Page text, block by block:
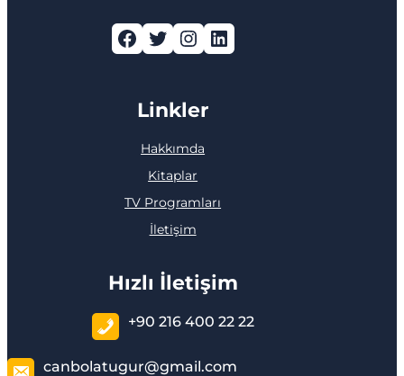
Facebook Twitter Instagram LinkedIn
Linkler
Hakkımda
Kitaplar
TV Programları
İletişim
Hızlı İletişim
+90 216 400 22 22
canbolatugur@gmail.com